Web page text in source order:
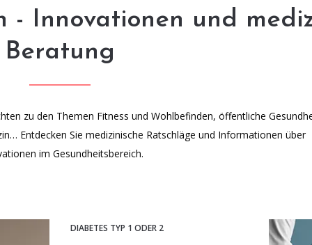
- Innovationen und
Beratung
zu den Themen Fitness und Wohlbefinden, öffentliche
Entdecken Sie medizinische Ratschläge und Informationen über
im Gesundheitsbereich.
DIABETES TYP 1 ODER 2